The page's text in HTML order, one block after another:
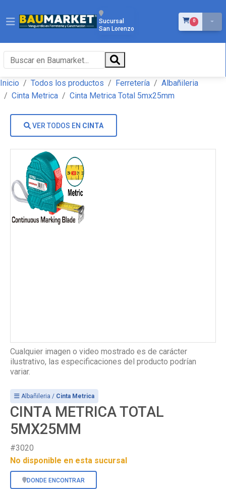
Sucursal
San Lorenzo
0ÍTEMS EN EL
Inicio Todos los productos Ferretería
Albañileria
Cinta Metrica
Cinta Metrica Total 5mx25mm
VER TODOS EN CINTA
Cualquier imagen o video mostrado es de carácter
ilustrativo, las especificaciones del producto podrían
variar.
Albañileria / Cinta Metrica
CINTA METRICA TOTAL
5MX25MM
#3020
No disponible en esta sucursal
DONDE ENCONTRAR